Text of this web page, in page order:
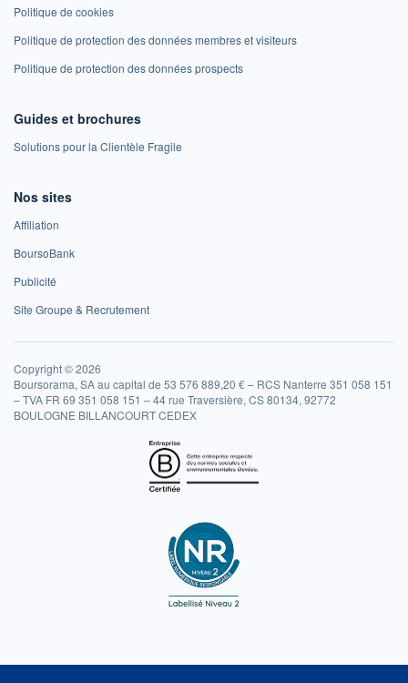
Politique de cookies
Politique de protection des données membres et visiteurs
Politique de protection des données prospects
Guides et brochures
Solutions pour la Clientèle Fragile
Nos sites
Affiliation
BoursoBank
Publicité
Site Groupe & Recrutement
Copyright © 2026
Boursorama, SA au capital de 53 576 889,20 € – RCS Nanterre 351 058 151
– TVA FR 69 351 058 151 – 44 rue Traversière, CS 80134, 92772
BOULOGNE BILLANCOURT CEDEX